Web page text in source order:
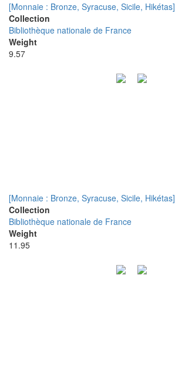
[Monnaie : Bronze, Syracuse, Sicile, Hikétas]
Collection
Bibliothèque nationale de France
Weight
9.57
[Monnaie : Bronze, Syracuse, Sicile, Hikétas]
Collection
Bibliothèque nationale de France
Weight
11.95